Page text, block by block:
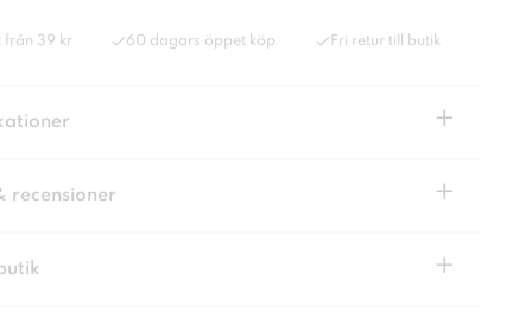
från 39 kr 60 dagars öppet köp Fri retur till butik
+
recensioner +
+